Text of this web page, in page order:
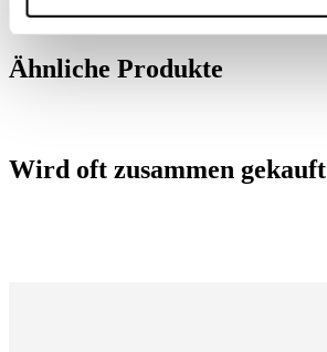
Ähnliche Produkte
Wird oft zusammen gekauft